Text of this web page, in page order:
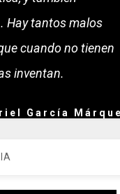
Hay tantos malos
cuando no tienen
inventan.
García